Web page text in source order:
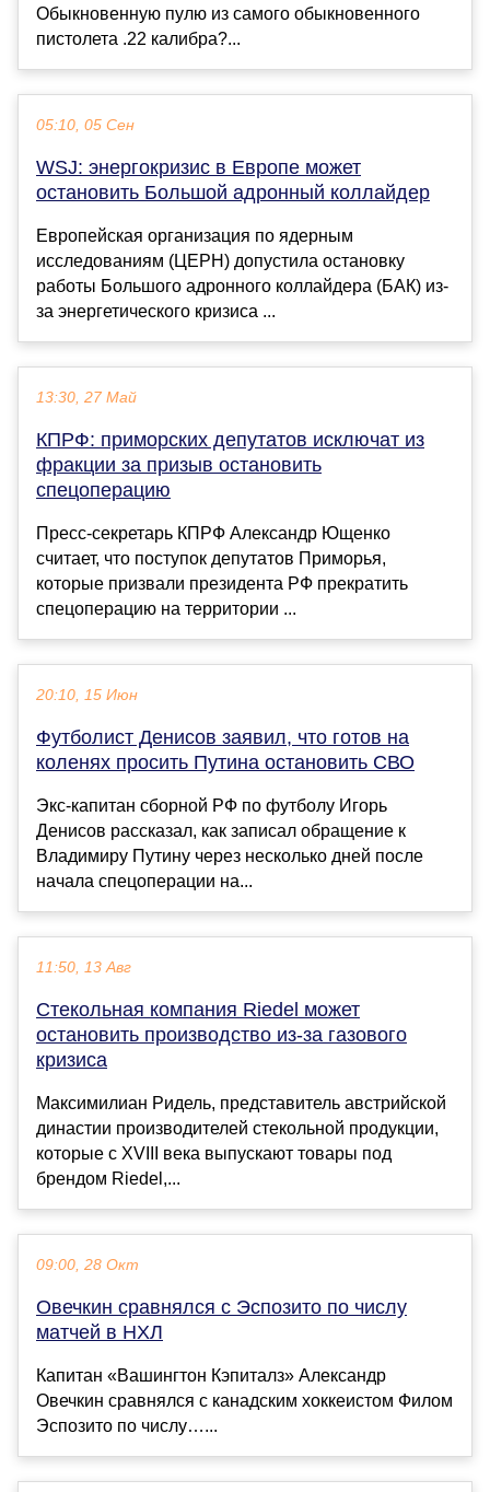
Обыкновенную пулю из самого обыкновенного
пистолета .22 калибра?...
05:10, 05 Сен
WSJ: энергокризис в Европе может
остановить Большой адронный коллайдер
Европейская организация по ядерным
исследованиям (ЦЕРН) допустила остановку
работы Большого адронного коллайдера (БАК) из-
за энергетического кризиса ...
13:30, 27 Май
КПРФ: приморских депутатов исключат из
фракции за призыв остановить
спецоперацию
Пресс-секретарь КПРФ Александр Ющенко
считает, что поступок депутатов Приморья,
которые призвали президента РФ прекратить
спецоперацию на территории ...
20:10, 15 Июн
Футболист Денисов заявил, что готов на
коленях просить Путина остановить СВО
Экс-капитан сборной РФ по футболу Игорь
Денисов рассказал, как записал обращение к
Владимиру Путину через несколько дней после
начала спецоперации на...
11:50, 13 Авг
Стекольная компания Riedel может
остановить производство из-за газового
кризиса
Максимилиан Ридель, представитель австрийской
династии производителей стекольной продукции,
которые с XVIII века выпускают товары под
брендом Riedel,...
09:00, 28 Окт
Овечкин сравнялся с Эспозито по числу
матчей в НХЛ
Капитан «Вашингтон Кэпиталз» Александр
Овечкин сравнялся с канадским хоккеистом Филом
Эспозито по числу…...